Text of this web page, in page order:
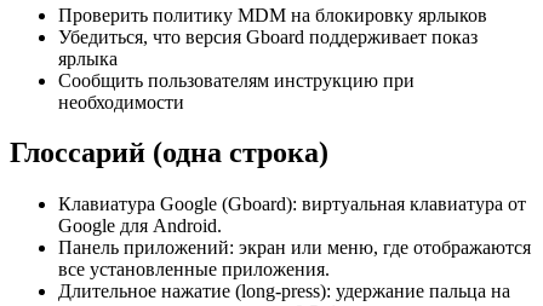
Проверить политику MDM на блокировку ярлыков
Убедиться, что версия Gboard поддерживает показ
ярлыка
Сообщить пользователям инструкцию при
необходимости
Глоссарий (одна строка)
Клавиатура Google (Gboard): виртуальная клавиатура от
Google для Android.
Панель приложений: экран или меню, где отображаются
все установленные приложения.
Длительное нажатие (long-press): удержание пальца на